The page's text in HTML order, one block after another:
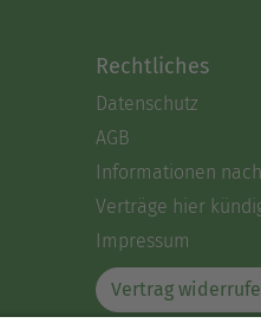
Rechtliches
Datenschutz
AGB
Informationen
Verträge hier
Impressum
Vertrag